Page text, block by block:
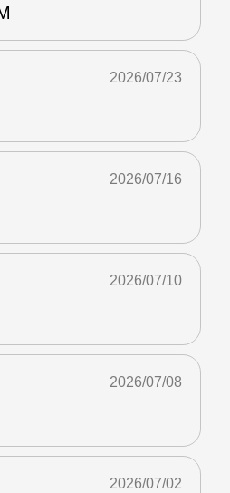
2026/07/23
2026/07/16
2026/07/10
2026/07/08
2026/07/02